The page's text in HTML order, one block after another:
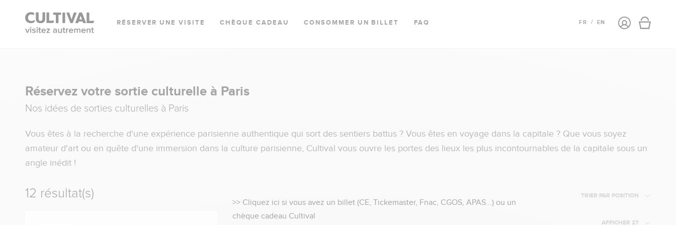
RÉSERVER UNE VISITE CHÈQUE CADEAU CONSOMMER UN BILLET FAQ FR EN Connexion
Panier
Réservez votre sortie culturelle à Paris
Nos idées de sorties culturelles à Paris
Vous êtes à la recherche d'une expérience parisienne authentique qui sort des sentiers battus ? Vous êtes en voyage dans la capitale ? Que vous soyez
amateur d'art ou en quête d'une immersion dans la culture parisienne, Cultival vous ouvre les portes des lieux les plus incontournables de la capitale sous un
angle inédit !
12 résultat(s)
>> Cliquez ici si vous avez un billet (CE, Tickemaster, Fnac, CGOS, APAS...) ou un
chèque cadeau Cultival
TRIER PAR POSITION
AFFICHER 27